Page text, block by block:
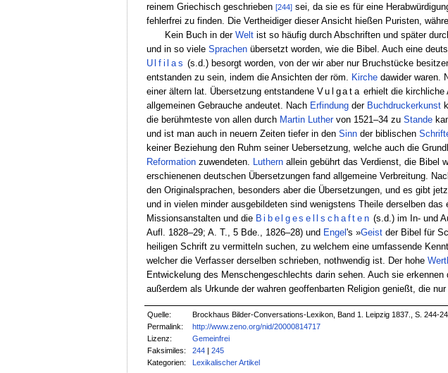
reinem Griechisch geschrieben [244]sei, da sie es für eine
fehlerfrei zu finden. Die Vertheidiger dieser Ansicht hießen Puristen,
Kein Buch in derWelt ist so häufig durch Abschriften und später
und in so viele Sprachenübersetzt worden, wie die Bibel. Auch eine
Ulfilas (s.d.) besorgt worden, von der wir aber nur Bruchstücke
entstanden zu sein, indem die Ansichten der röm.
Kirchedawider waren.
einer ältern lat. Übersetzung entstandene Vulgata erhielt die kirchliche
allgemeinen Gebrauche andeutet. Nach Erfindungder Buchdruckerkunst
die berühmteste von allen durch Martin Luthervon 1521–34 zu Stande
und ist man auch in neuern Zeiten tiefer in den Sinnder biblischen
keiner Beziehung den Ruhm seiner Uebersetzung, welche auch die
Reformationzuwendeten. Luthernallein gebührt das Verdienst, die Bibel
erschienenen deutschen Übersetzungen fand allgemeine Verbreitung.
den Originalsprachen, besonders aber die Übersetzungen, und es gibt
und in vielen minder ausgebildeten sind wenigstens Theile derselben
Missionsanstalten und die Bibelgesellschaften (s.d.) im In- und
Aufl. 1828–29; A. T., 5 Bde., 1826–28) und Engel 's »Geistder Bibel für
heiligen Schrift zu vermitteln suchen, zu welchem eine umfassende
welcher die Verfasser derselben schrieben, nothwendig ist. Der hohe
Entwickelung des Menschengeschlechts darin sehen. Auch sie
außerdem als Urkunde der wahren geoffenbarten Religion genießt, die
Quelle:
Brockhaus Bilder-Conversations-Lexikon, Band 1. Leipzig 1837., S. 244-
Permalink:
http://www.zeno.org/nid/20000814717
Lizenz:
Gemeinfrei
Faksimiles:
244 |245
Kategorien:
Lexikalischer Artikel